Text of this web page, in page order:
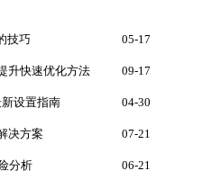
技巧 05-17
升快速优化方法 09-17
设置指南 04-30
决方案 07-21
分析 06-21